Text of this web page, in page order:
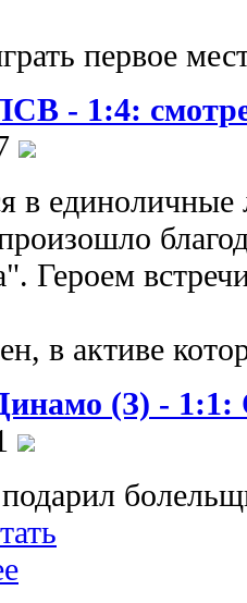
первое
- 1:4:
в
Героем
в активе
(З) - 1:1: